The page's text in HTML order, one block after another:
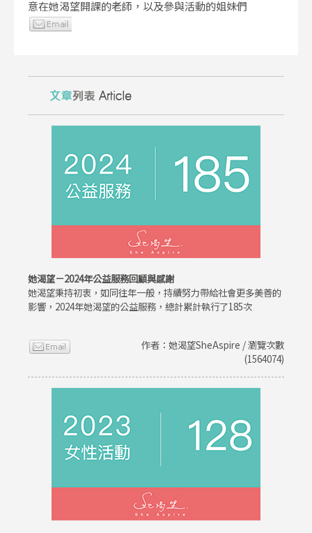
意在她渴望開課的老師，以及參與活動的姐妹們
她渴望－2024年公益服務回顧與感謝
她渴望秉持初衷，如同往年一般，持續努力帶給社會更多美善的
影響，2024年她渴望的公益服務，總計累計執行了185次
作者：她渴望SheAspire / 瀏覽次數
(1564074)